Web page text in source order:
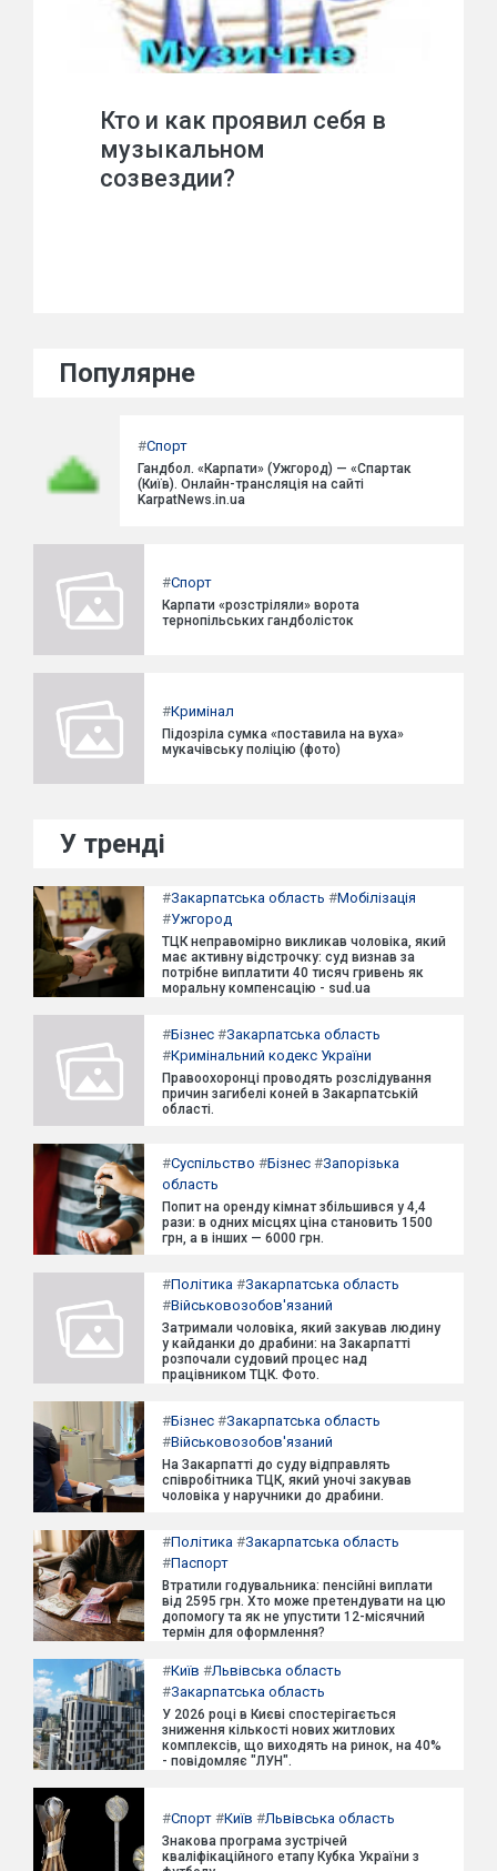
Кто и как проявил себя в
музыкальном
созвездии?
Популярне
#Спорт
Гандбол. «Карпати» (Ужгород) — «Спартак
(Київ). Онлайн-трансляція на сайті
KarpatNews.in.ua
#Спорт
Карпати «розстріляли» ворота
тернопільських гандболісток
#Кримінал
Підозріла сумка «поставила на вуха»
мукачівську поліцію (фото)
У тренді
#Закарпатська область #Мобілізація
#Ужгород
ТЦК неправомірно викликав чоловіка, який
має активну відстрочку: суд визнав за
потрібне виплатити 40 тисяч гривень як
моральну компенсацію - sud.ua
#Бізнес #Закарпатська область
#Кримінальний кодекс України
Правоохоронці проводять розслідування
причин загибелі коней в Закарпатській
області.
#Суспільство #Бізнес #Запорізька
область
Попит на оренду кімнат збільшився у 4,4
рази: в одних місцях ціна становить 1500
грн, а в інших — 6000 грн.
#Політика #Закарпатська область
#Військовозобов'язаний
Затримали чоловіка, який закував людину
у кайданки до драбини: на Закарпатті
розпочали судовий процес над
працівником ТЦК. Фото.
#Бізнес #Закарпатська область
#Військовозобов'язаний
На Закарпатті до суду відправлять
співробітника ТЦК, який уночі закував
чоловіка у наручники до драбини.
#Політика #Закарпатська область
#Паспорт
Втратили годувальника: пенсійні виплати
від 2595 грн. Хто може претендувати на цю
допомогу та як не упустити 12-місячний
термін для оформлення?
#Київ #Львівська область
#Закарпатська область
У 2026 році в Києві спостерігається
зниження кількості нових житлових
комплексів, що виходять на ринок, на 40%
- повідомляє "ЛУН".
#Спорт #Київ #Львівська область
Знакова програма зустрічей
кваліфікаційного етапу Кубка України з